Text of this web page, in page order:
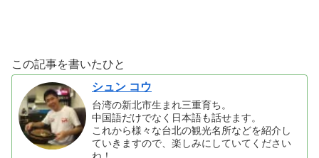
この記事を書いたひと
シュン コウ
台湾の新北市生まれ三重育ち。
中国語だけでなく日本語も話せます。
これから様々な台北の観光名所などを紹介し
ていきますので、楽しみにしていてください